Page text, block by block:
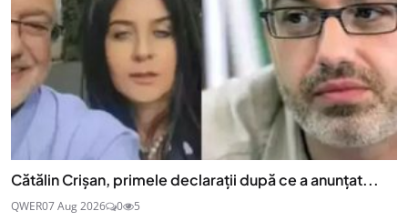
Cătălin Crișan, primele declarații după ce a anunțat...
QWER07 Aug 2026 0 5